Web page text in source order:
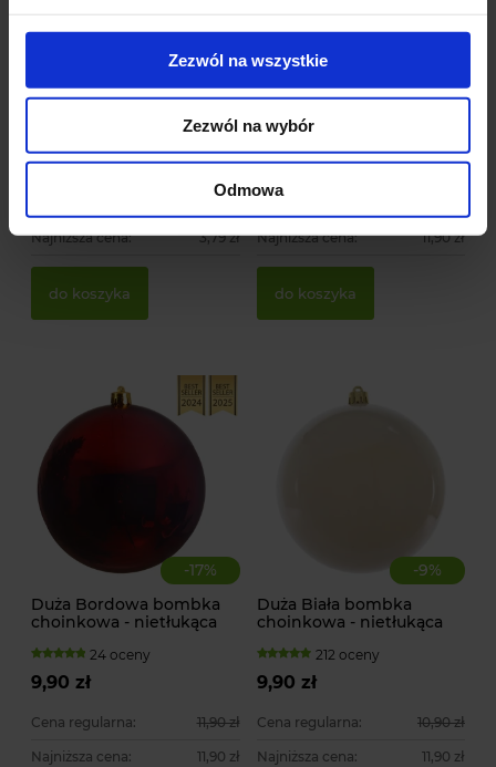
Zezwól na wszystkie
Zezwól na wybór
Odmowa
%
Zielona tyczka
kompozytowa do roślin
3,41 zł
Najniższa cena: 3,79 zł
do koszyka
Duża Czerwona bombka
choinkowa - nietłukąca
9,90 zł
Najniższa cena: 11,90 zł
do koszyka
-17%
Duża Bordowa bombka
choinkowa - nietłukąca
24 oceny
9,90 zł
Cena regularna: 11,90 zł
Najniższa cena: 11,90 zł
-9%
Duża Biała bombka
choinkowa - nietłukąca
212 oceny
9,90 zł
Cena regularna: 10,90 zł
Najniższa cena: 11,90 zł